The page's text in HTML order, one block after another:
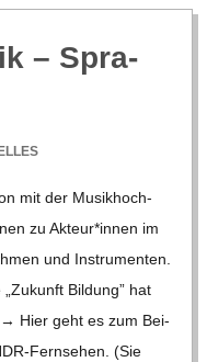
– Spra­
mit der Musik­hoch­
zu Akteur*innen im
und Instru­men­ten.
Bil­dung” hat
→ Hier geht es zum Bei­
Fern­­se­hen. (Sie